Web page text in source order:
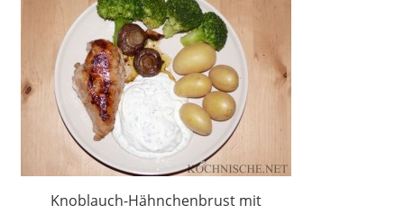
Knoblauch-Hähnchenbrust mit